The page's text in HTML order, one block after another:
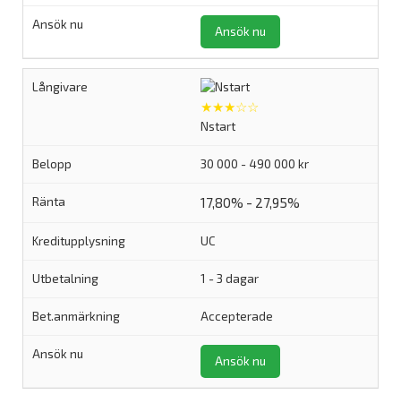
Ansök nu
★★★☆☆
Nstart
30 000 - 490 000 kr
17,80% - 27,95%
UC
1 - 3 dagar
Accepterade
Ansök nu